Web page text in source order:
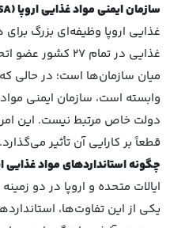
سازمان ایمنی مواد غذایی اروپا(EFSA)
غذایی اروپا وظیفه‌ای بزرگ
غذایی در تمام 27
میان سازمان‌ها است؛ در حالی
وابسته است، سازمان ایمنی
دولت خاص مرتبط نیست. این
قطعاً بر کارایی آن تأثیر می‌گذارد.
چگونه استانداردهای مواد غذایی
ایالات متحده و اروپا در دو
یکی از این تفاوت‌ها،